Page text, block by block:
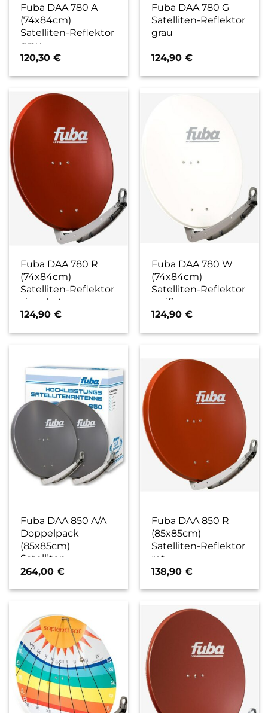
Fuba DAA 780 A
(74x84cm)
Satelliten-Reflektor
grau
120,30€
Fuba DAA 780 G
Satelliten-Reflektor
grau
124,90€
Fuba DAA 780 R
(74x84cm)
Satelliten-Reflektor
ziegelrot
124,90€
Fuba DAA 780 W
(74x84cm)
Satelliten-Reflektor
weiß
124,90€
Fuba DAA 850 A/A
Doppelpack
(85x85cm)
Satelliten-
Reflektoren grau
264,00€
Fuba DAA 850 R
(85x85cm)
Satelliten-Reflektor
rot
138,90€